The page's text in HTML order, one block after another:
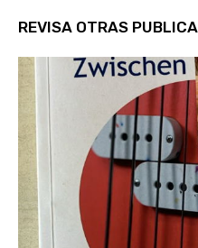
REVISA OTRAS